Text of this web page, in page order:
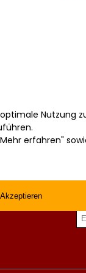
Nutzung
erfahren"
Akzeptieren